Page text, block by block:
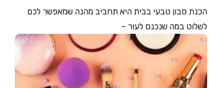
הכנת סבון טבעי בבית היא תחביב מהנה שמאפשר לכם
לשלוט במה שנכנס לעור –